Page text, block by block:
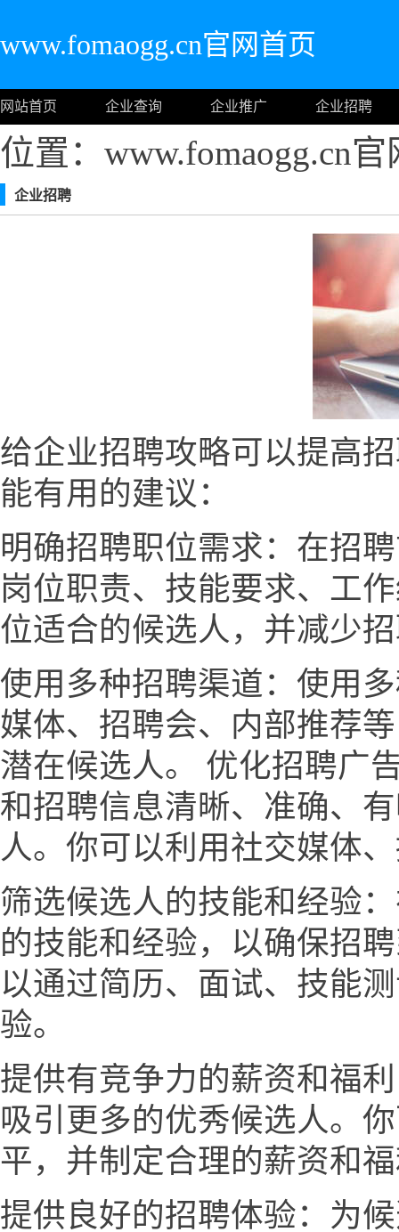
www.fomaogg.cn官网首页
网站首页 企业查询 企业推广 企业招聘
位置：www.fomaogg.cn
企业招聘
给企业招聘攻略可以提高
能有用的建议：
明确招聘职位需求：在招
岗位职责、技能要求、工
位适合的候选人，并减少
使用多种招聘渠道：使用
媒体、招聘会、内部推荐
潜在候选人。 优化招聘广
和招聘信息清晰、准确、
人。你可以利用社交媒体
筛选候选人的技能和经验
的技能和经验，以确保招
以通过简历、面试、技能
验。
提供有竞争力的薪资和福
吸引更多的优秀候选人。
平，并制定合理的薪资和
提供良好的招聘体验：为